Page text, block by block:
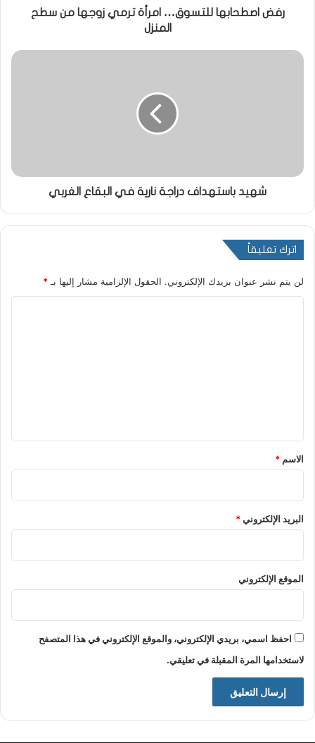
رفض اصطحابها للتسوق… امرأة ترمي زوجها من سطح
المنزل
شهيد باستهداف دراجة نارية في البقاع الغربي
اترك تعليقاً
لن يتم نشر عنوان بريدك الإلكتروني. الحقول الإلزامية مشار إليها بـ*
*
الاسم *
البريد الإلكتروني*
الموقع الإلكتروني
احفظ اسمي، بريدي الإلكتروني، والموقع الإلكتروني في هذا المتصفح
لاستخدامها المرة المقبلة في تعليقي.